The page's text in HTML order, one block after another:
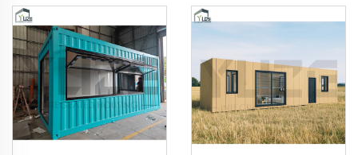
Caffetteria Ristorante
Commerciale per Bar di Tè
al Latte e Caffè